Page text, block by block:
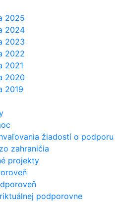
2025
2024
2023
2022
2021
2020
2019
žiadostí o podporu
zahraničia
projekty
podporovne